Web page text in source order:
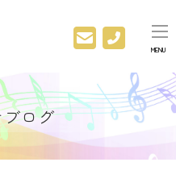
MENU
ログ